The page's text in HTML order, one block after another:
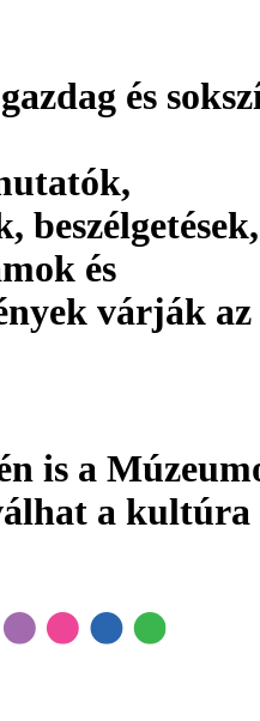
és
és
várják
is a
a kultúra